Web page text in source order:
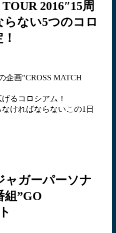
2016″15周
ない5つのコロ
企画"CROSS MATCH
るコロシアム！
ければならないこの1日
ャガーパーソナ
組”GO